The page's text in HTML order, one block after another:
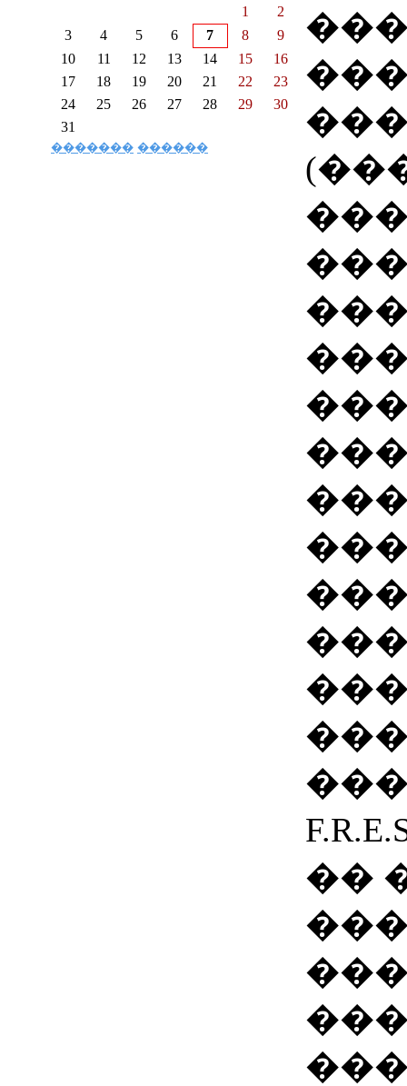
1
2
3
4 5 6 7 8
9
10
11 12 13 14 15
16
17
18 19 20 21 22
23
24
25 26 27 28 29
30
31
������� ������
��